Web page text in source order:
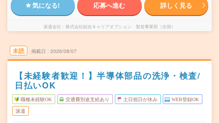
気になる! 応募へ進む 詳しく見る
派遣会社 株式会社綜合キャリアオプション 製造事業部（全国）
未読 掲載日 2026/08/07
【未経験者歓迎！】半導体部品の洗浄・検査/
日払いOK
職種未経験OK 交通費別途支給あり 土日祝日が休み WEB登録OK
派遣